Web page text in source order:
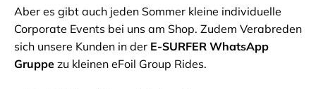
Aber es gibt auch jeden Sommer kleine individuelle
Corporate Events bei uns am Shop. Zudem Verabreden
sich unsere Kunden in der E-SURFER WhatsApp
Gruppe zu kleinen eFoil Group Rides.